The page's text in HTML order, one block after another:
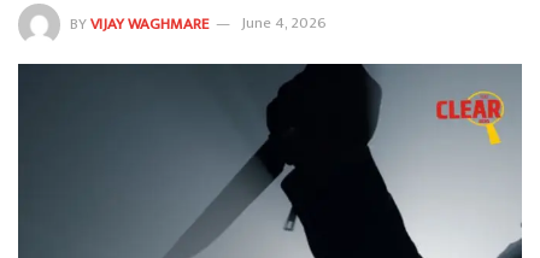
BYVIJAY WAGHMARE June 4, 2026